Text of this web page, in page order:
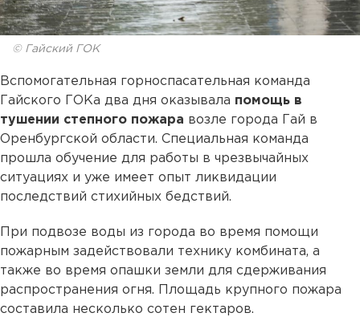
© Гайский ГОК
Вспомогательная горноспасательная команда
Гайского ГОКа два дня оказывала помощь в
тушении степного пожара возле города Гай в
Оренбургской области. Специальная команда
прошла обучение для работы в чрезвычайных
ситуациях и уже имеет опыт ликвидации
последствий стихийных бедствий.
При подвозе воды из города во время помощи
пожарным задействовали технику комбината, а
также во время опашки земли для сдерживания
распространения огня. Площадь крупного пожара
составила несколько сотен гектаров.